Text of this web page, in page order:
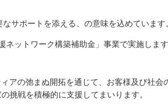
サポートを添える、の意味を込めています
ットワーク構築補助金」事業で実施しま
の弛まぬ開拓を通じて、お客様及び社
挑戦を積極的に支援してまいります。